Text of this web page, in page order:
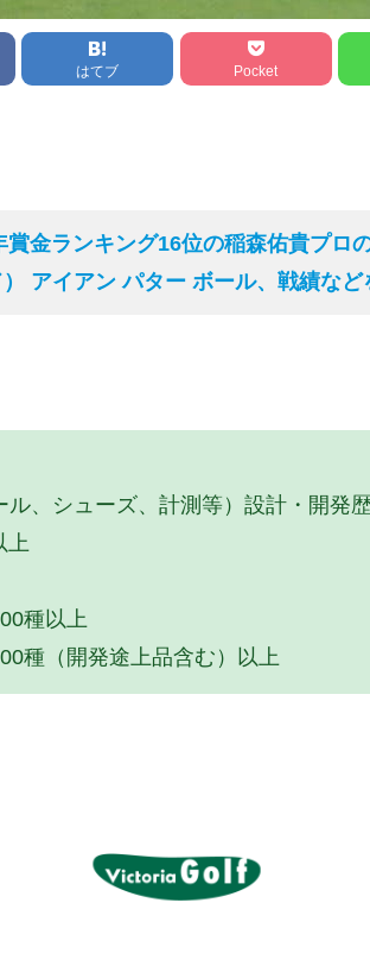
はてブ Pocket
賞金ランキング16位の稲森佑貴プロ
アイアン パター ボール、戦績など
、シューズ、計測等）設計・開発
上
種以上
種（開発途上品含む）以上